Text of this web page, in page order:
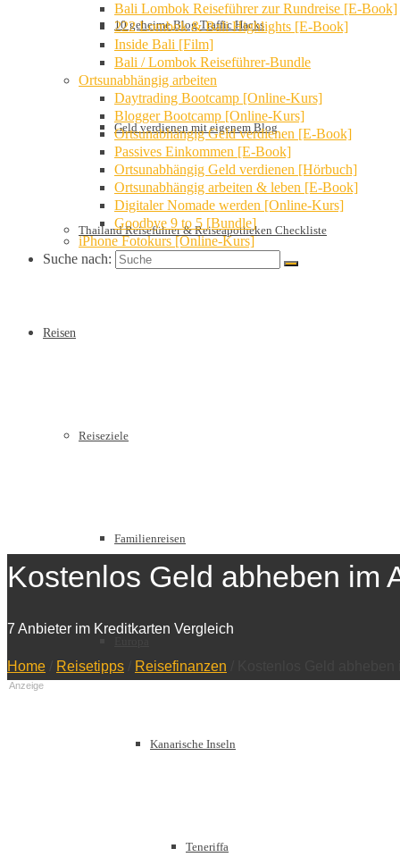
10 geheime Blog Traffic Hacks
Geld verdienen mit eigenem Blog
Thailand Reiseführer & Reiseapotheken Checkliste
Reisen
Reiseziele
Familienreisen
Kanarische Inseln
Teneriffa
Bali Lombok Reiseführer zur Rundreise [E-Book]
222 Lombok & Bali Highlights [E-Book]
Inside Bali [Film]
Bali / Lombok Reiseführer-Bundle
Ortsunabhängig arbeiten
Daytrading Bootcamp [Online-Kurs]
Blogger Bootcamp [Online-Kurs]
Ortsunabhängig Geld verdienen [E-Book]
Passives Einkommen [E-Book]
Ortsunabhängig Geld verdienen [Hörbuch]
Ortsunabhängig arbeiten & leben [E-Book]
Digitaler Nomade werden [Online-Kurs]
Goodbye 9 to 5 [Bundle]
iPhone Fotokurs [Online-Kurs]
Suche nach:
Kostenlos Geld abheben im
7 Anbieter im Kreditkarten Vergleich
Home Reisetipps Reisefinanzen
Anzeige